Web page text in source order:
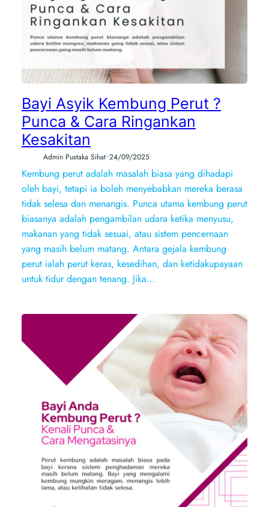
Bayi Asyik Kembung Perut ?
Punca & Cara Ringankan
Kesakitan
Admin Pustaka Sihat•24/09/2025
Kembung perut adalah masalah biasa yang dihadapi
oleh bayi, tetapi ia boleh menyebabkan mereka berasa
tidak selesa dan menangis. Punca utama kembung perut
biasanya adalah pengambilan udara ketika menyusu,
makanan yang tidak sesuai, atau sistem pencernaan
yang masih belum matang. Antara gejala kembung
perut ialah perut keras, kesedihan, dan ketidakupayaan
untuk tidur dengan tenang. Jika…